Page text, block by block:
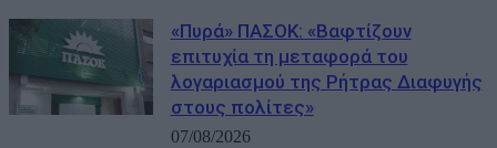
«Πυρά» ΠΑΣΟΚ: «Βαφτίζουν
επιτυχία τη μεταφορά του
λογαριασμού της Ρήτρας Διαφυγής
στους πολίτες»
07/08/2026